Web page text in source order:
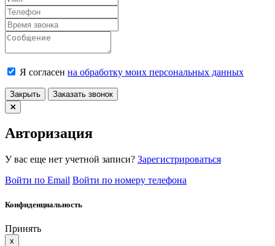
Я согласен на обработку моих персональных данных
Закрыть Заказать звонок
Авторизация
У вас еще нет учетной записи? Зарегистрироваться
Войти по Email Войти по номеру телефона
Конфиденциальность
Принять
x